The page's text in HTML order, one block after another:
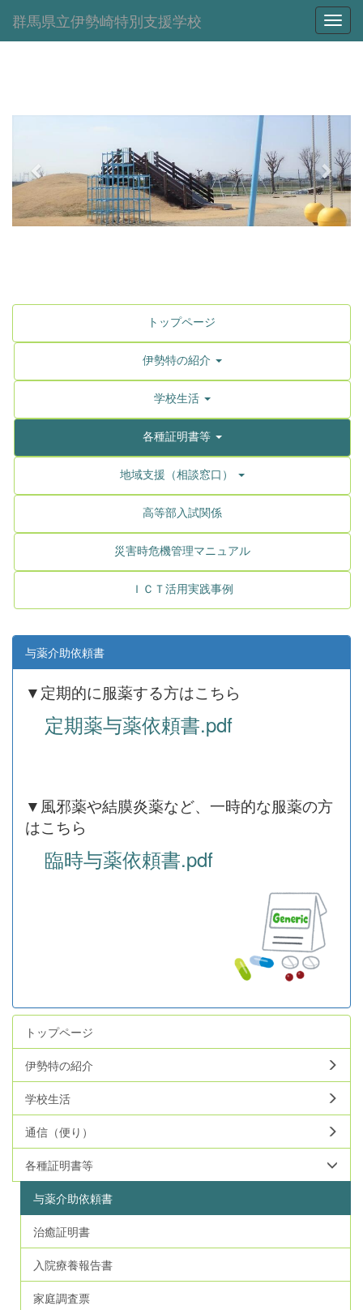
群馬県立伊勢崎特別支援学校
o
u
s
t
トップページ
伊勢特の紹介
学校生活
各種証明書等
地域支援（相談窓口）
高等部入試関係
災害時危機管理マニュアル
ＩＣＴ活用実践事例
与薬介助依頼書
▼定期的に服薬する方はこちら
定期薬与薬依頼書.pdf
▼風邪薬や結膜炎薬など、一時的な服薬の方
はこちら
臨時与薬依頼書.pdf
トップページ
伊勢特の紹介
学校生活
通信（便り）
各種証明書等
与薬介助依頼書
治癒証明書
入院療養報告書
家庭調査票